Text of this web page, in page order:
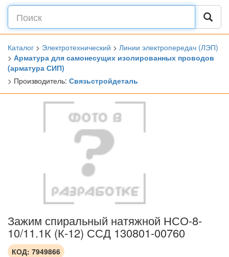
Каталог > Электротехнический > Линии электропередач (ЛЭП)
> Арматура для самонесущих изолированных проводов
(арматура СИП)
> Производитель: Связьстройдеталь
Зажим спиральный натяжной НСО-8-
10/11.1К (К-12) ССД 130801-00760
КОД: 7949866